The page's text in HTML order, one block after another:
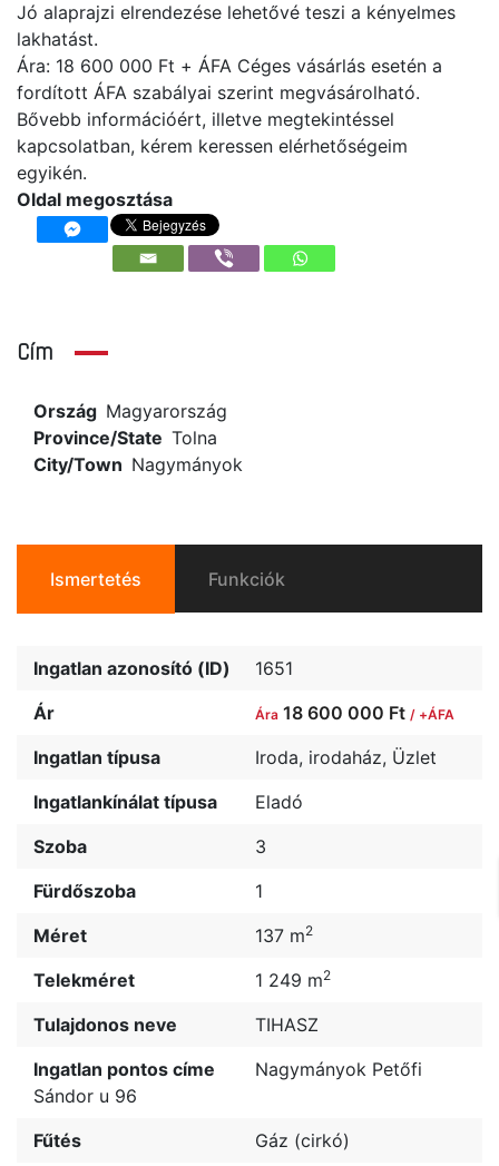
Jó alaprajzi elrendezése lehetővé teszi a kényelmes
lakhatást.
Ára: 18 600 000 Ft + ÁFA Céges vásárlás esetén a
fordított ÁFA szabályai szerint megvásárolható.
Bővebb információért, illetve megtekintéssel
kapcsolatban, kérem keressen elérhetőségeim
egyikén.
Oldal megosztása
Cím
Ország Magyarország
Province/State Tolna
City/Town Nagymányok
Ismertetés Funkciók
Ingatlan azonosító (ID)
1651
Ár
Ára 18 600 000 Ft / +ÁFA
Ingatlan típusa Iroda, irodaház, Üzlet
Ingatlankínálat típusa
Eladó
Szoba
3
Fürdőszoba
1
Méret
137 m2
Telekméret 1 249 m2
Tulajdonos neve
TIHASZ
Ingatlan pontos címe
Nagymányok Petőfi
Sándor u 96
Fűtés
Gáz (cirkó)